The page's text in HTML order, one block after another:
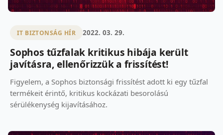
IT BIZTONSÁG HÍR 2022. 03. 29.
Sophos tűzfalak kritikus hibája került
javításra, ellenőrizzük a frissítést!
Figyelem, a Sophos biztonsági frissítést adott ki egy tűzfal
termékeit érintő, kritikus kockázati besorolású
sérülékenység kijavításához.